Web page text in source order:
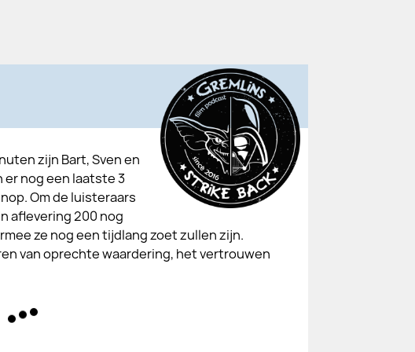
zijn Bart, Sven en
er nog een laatste 3
Om de luisteraars
aflevering 200 nog
ze nog een tijdlang zoet zullen zijn.
van oprechte waardering, het vertrouwen